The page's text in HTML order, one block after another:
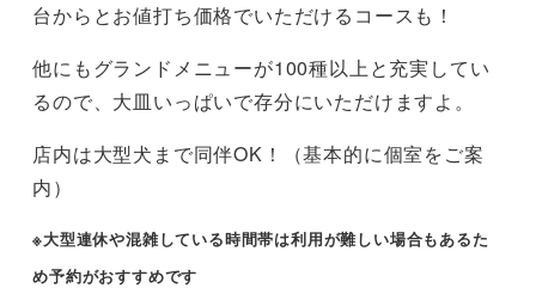
台からとお値打ち価格でいただけるコースも！
他にもグランドメニューが100種以上と充実してい
るので、大皿いっぱいで存分にいただけますよ。
店内は大型犬まで同伴OK！（基本的に個室をご案
内）
※大型連休や混雑している時間帯は利用が難しい場合もあるた
め予約がおすすめです